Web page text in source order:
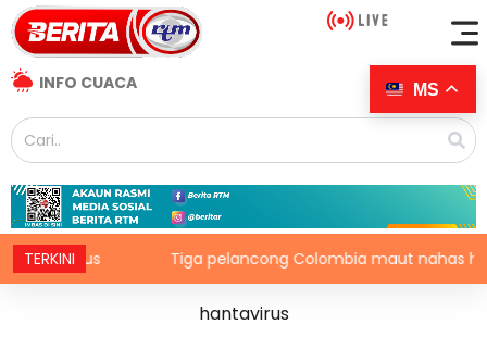
INFO CUACA
TERKINI
pelancong Colombia maut nahas helikopter di Rio de
hantavirus
MS